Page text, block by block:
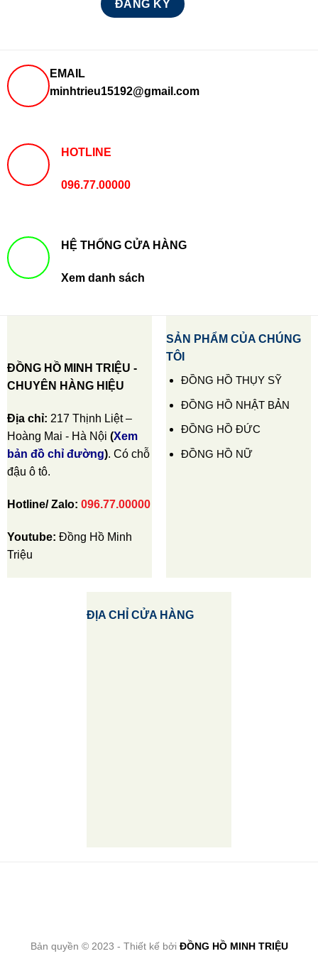
EMAIL
minhtrieu15192@gmail.com
HOTLINE
096.77.00000
HỆ THỐNG CỬA HÀNG
Xem danh sách
ĐỒNG HỒ MINH TRIỆU -
CHUYÊN HÀNG HIỆU
Địa chỉ: 217 Thịnh Liệt –
Hoàng Mai - Hà Nội (Xem
bản đồ chỉ đường). Có chỗ
đậu ô tô.
Hotline/ Zalo: 096.77.00000
Youtube: Đồng Hồ Minh
Triệu
SẢN PHẨM CỦA CHÚNG
TÔI
ĐỒNG HỒ THỤY SỸ
ĐỒNG HỒ NHẬT BẢN
ĐỒNG HỒ ĐỨC
ĐỒNG HỒ NỮ
ĐỊA CHỈ CỬA HÀNG
Bản quyền © 2023 - Thiết kế bởi ĐỒNG HỒ MINH TRIỆU